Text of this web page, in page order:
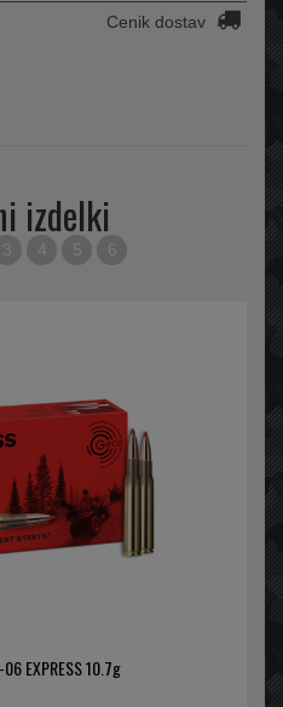
Cenik dostav
izdelki
3 4 5 6
EXPRESS 10.7g